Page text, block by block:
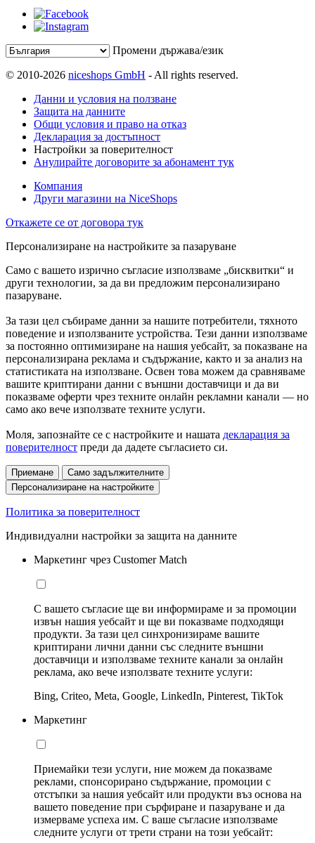
Промени държава/език
© 2010-2026 niceshops GmbH - All rights reserved.
Данни и условия на ползване
Защита на данните
Общи условия и право на отказ
Декларация за достъпност
Настройки за поверителност
Анулирайте договорите за абонамент тук
Компания
Други магазини на NiceShops
Откажете се от договора тук
Персонализиране на настройките за пазаруване
Само с вашето изрично съгласие използваме „бисквитки“ и
други технологии, за да ви предложим персонализирано
пазаруване.
За тази цел събираме данни за нашите потребители, тяхното
поведение и използваните устройства. Тези данни използваме
за постоянно оптимизиране на нашия уебсайт, за показване на
персонализирана реклама и съдържание, както и за анализ на
статистиката на използване. Освен това можем да сравняваме
вашите криптирани данни с външни доставчици и да ви
показваме оферти чрез техните онлайн рекламни канали — но
само ако вече използвате техните услуги.
Моля, запознайте се с настройките и нашата декларация за
поверителност преди да дадете съгласието си.
Приемане
Само задължителните
Персонализиране на настройките
Политика за поверителност
Индивидуални настройки за защита на данните
Маркетинг чрез Customer Match
С вашето съгласие ще ви информираме и за промоции
извън нашия уебсайт и ще ви показваме подходящи
продукти. За тази цел синхронизираме вашите
криптирани лични данни със следните външни
доставчици и използваме техните канали за онлайн
реклама, ако вече използвате техните услуги:
Bing, Criteo, Meta, Google, LinkedIn, Pinterest, TikTok
Маркетинг
Приемайки тези услуги, ние можем да показваме
реклами, спонсорирано съдържание, промоции с
отстъпки за нашия уебсайт или продукти въз основа на
вашето поведение при сърфиране и пазаруване и да
измерваме успеха им. С ваше съгласие използваме
следните услуги от трети страни на този уебсайт: